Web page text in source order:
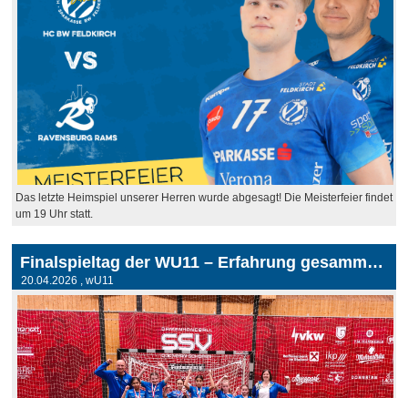
Das letzte Heimspiel unserer Herren wurde abgesagt! Die Meisterfeier findet
um 19 Uhr statt.
Finalspieltag der WU11 – Erfahrung gesammelt, Motivation gewonnen
20.04.2026 , wU11